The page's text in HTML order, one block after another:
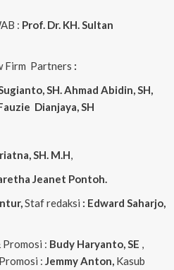
: Prof. Dr. KH. Sultan
Firm Partners :
SH. Ahmad Abidin, SH,
Dianjaya, SH
SH. M.H,
Jeanet Pontoh.
Staf redaksi : Edward Saharjo,
Promosi : Budy Haryanto, SE ,
: Jemmy Anton, Kasub